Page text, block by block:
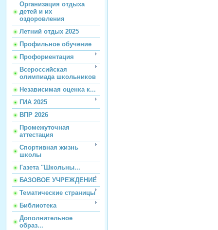
Организация отдыха
детей и их
оздоровления
Летний отдых 2025
Профильное обучение
Профориентация
Всероссийская
олимпиада школьников
Независимая оценка к...
ГИА 2025
ВПР 2026
Промежуточная
аттестация
Спортивная жизнь
школы
Газета "Школьны...
БАЗОВОЕ УЧРЕЖДЕНИЕ
Тематические страницы
Библиотека
Дополнительное
образ...